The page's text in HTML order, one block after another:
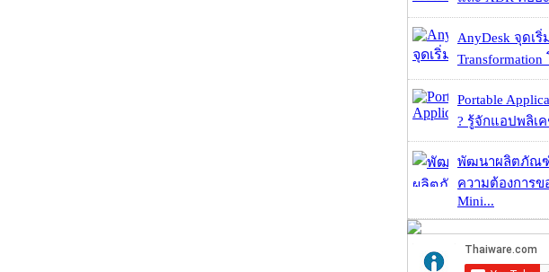
AnyDesk จุดเ
Portable
? รู้จักแอปพลิเ
พัฒนาผลิตภัณ
ความต้องการข
Mini...